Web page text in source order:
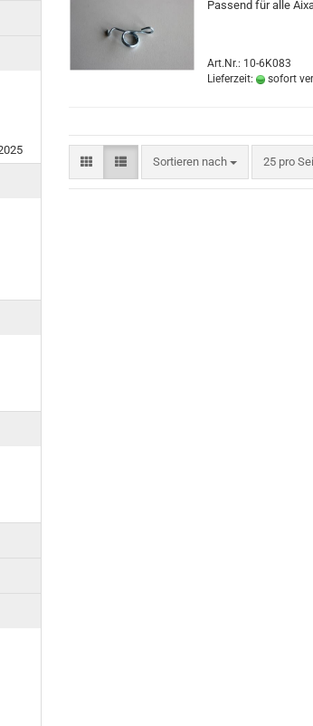
Passend für alle
Art.Nr.: 10-6K083
Lieferzeit:
sofort
Sortieren nach 25 pro